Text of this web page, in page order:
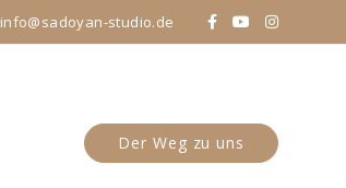
info@sadoyan-studio.de
Der Weg zu uns